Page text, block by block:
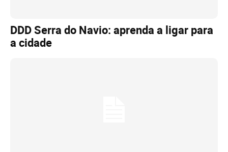
DDD Serra do Navio: aprenda a ligar para
a cidade